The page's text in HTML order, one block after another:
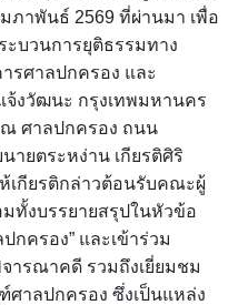
ภาพันธ์ 2569 ที่ผ่านมา เพื่อ
ะบวนการยุติธรรมทาง
รศาลปกครอง และ
งวัฒนะ กรุงเทพมหานคร
ณ ศาลปกครอง ถนน
ายตระหง่าน เกียรติศิริ
เกียรติกล่าวต้อนรับคณะผู้
ทั้งบรรยายสรุปในหัวข้อ
กครอง” และเข้าร่วม
ารณาคดี รวมถึงเยี่ยมชม
าลปกครอง ซึ่งเป็นแหล่ง